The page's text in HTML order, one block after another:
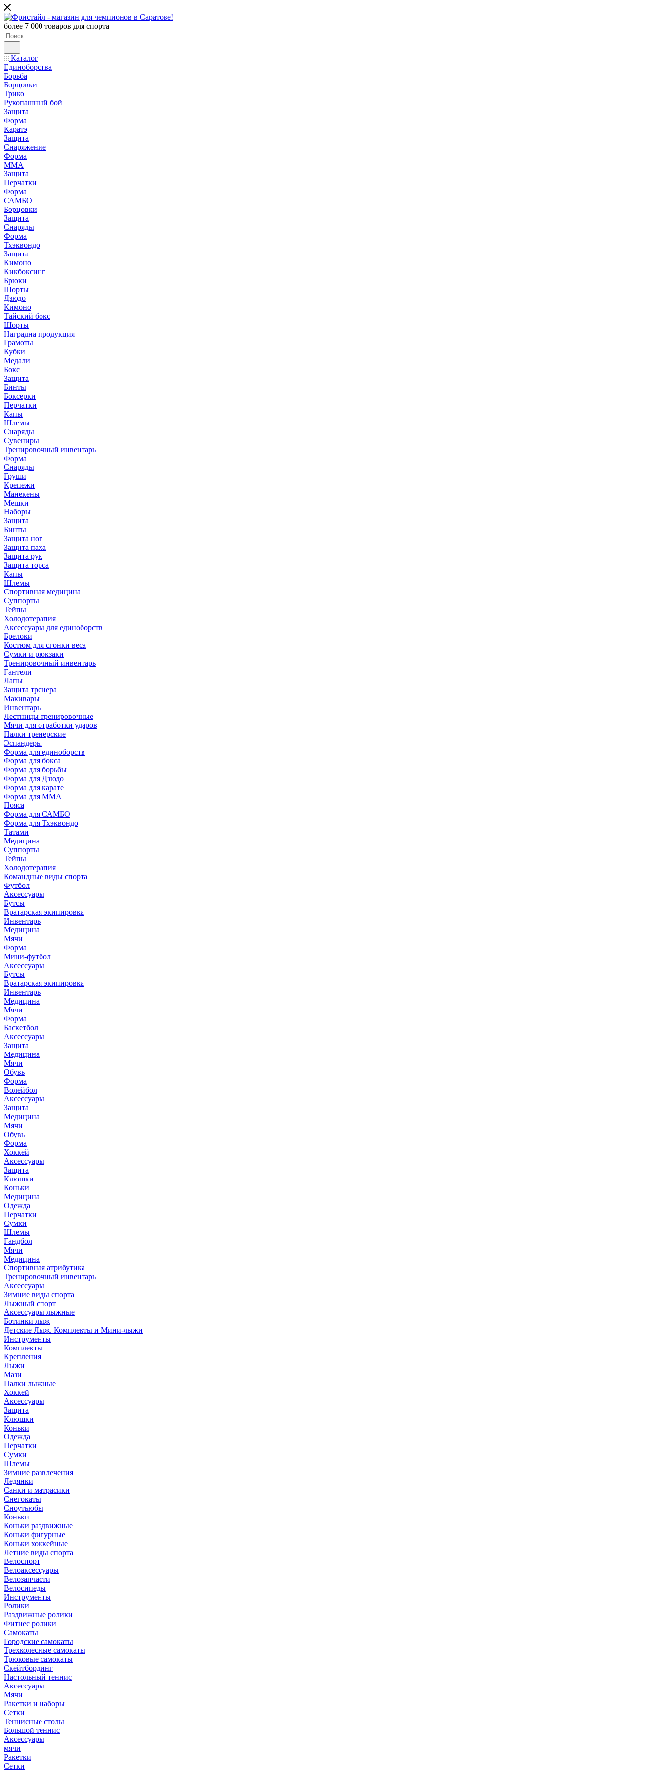
более 7 000 товаров для спорта
Каталог
Единоборства
Борьба
Борцовки
Трико
Рукопашный бой
Защита
Форма
Каратэ
Защита
Снаряжение
Форма
ММА
Защита
Перчатки
Форма
САМБО
Борцовки
Защита
Снаряды
Форма
Тхэквондо
Защита
Кимоно
Кикбоксинг
Брюки
Шорты
Дзюдо
Кимоно
Тайский бокс
Шорты
Наградна продукция
Грамоты
Кубки
Медали
Бокс
Защита
Бинты
Боксерки
Перчатки
Капы
Шлемы
Снаряды
Сувениры
Тренировочный инвентарь
Форма
Снаряды
Груши
Крепежи
Манекены
Мешки
Наборы
Защита
Бинты
Защита ног
Защита паха
Защита рук
Защита торса
Капы
Шлемы
Спортивная медицина
Суппорты
Тейпы
Холодотерапия
Аксессуары для единоборств
Брелоки
Костюм для сгонки веса
Сумки и рюкзаки
Тренировочный инвентарь
Гантели
Лапы
Защита тренера
Макивары
Инвентарь
Лестницы тренировочные
Мячи для отработки ударов
Палки тренерские
Эспандеры
Форма для единоборств
Форма для бокса
Форма для борьбы
Форма для Дзюдо
Форма для карате
Форма для MMA
Пояса
Форма для САМБО
Форма для Тхэквондо
Татами
Медицина
Суппорты
Тейпы
Холодотерапия
Командные виды спорта
Футбол
Аксессуары
Бутсы
Вратарская экипировка
Инвентарь
Медицина
Мячи
Форма
Мини-футбол
Аксессуары
Бутсы
Вратарская экипировка
Инвентарь
Медицина
Мячи
Форма
Баскетбол
Аксессуары
Защита
Медицина
Мячи
Обувь
Форма
Волейбол
Аксессуары
Защита
Медицина
Мячи
Обувь
Форма
Хоккей
Аксессуары
Защита
Клюшки
Коньки
Медицина
Одежда
Перчатки
Сумки
Шлемы
Гандбол
Мячи
Медицина
Спортивная атрибутика
Тренировочный инвентарь
Аксессуары
Зимние виды спорта
Лыжный спорт
Аксессуары лыжные
Ботинки лыж
Детские Лыж. Комплекты и Мини-лыжи
Инструменты
Комплекты
Крепления
Лыжи
Мази
Палки лыжные
Хоккей
Аксессуары
Защита
Клюшки
Коньки
Одежда
Перчатки
Сумки
Шлемы
Зимние развлечения
Ледянки
Санки и матрасики
Снегокаты
Сноутьюбы
Коньки
Коньки раздвижные
Коньки фигурные
Коньки хоккейные
Летние виды спорта
Велоспорт
Велоаксессуары
Велозапчасти
Велосипеды
Инструменты
Ролики
Раздвижные ролики
Фитнес ролики
Самокаты
Городские самокаты
Трехколесные самокаты
Трюковые самокаты
Скейтбординг
Настольный теннис
Аксессуары
Мячи
Ракетки и наборы
Сетки
Теннисные столы
Большой теннис
Аксессуары
мячи
Ракетки
Сетки